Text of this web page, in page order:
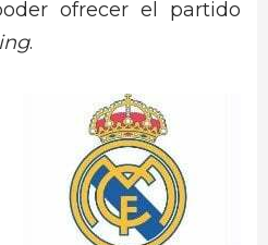
ofrecer el partido
.